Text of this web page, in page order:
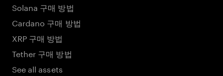
Solana 구매 방법
Cardano 구매 방법
XRP 구매 방법
Tether 구매 방법
See all assets